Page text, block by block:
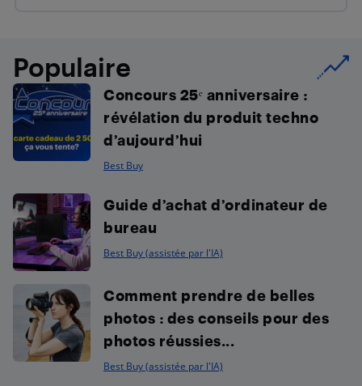
Populaire
Concours 25ᵉ anniversaire :
révélation du produit techno
d’aujourd’hui
Best Buy
Guide d’achat d’ordinateur de
bureau
Best Buy (assistée par l'IA)
Comment prendre de belles
photos : des conseils pour des
photos réussies...
Best Buy (assistée par l'IA)